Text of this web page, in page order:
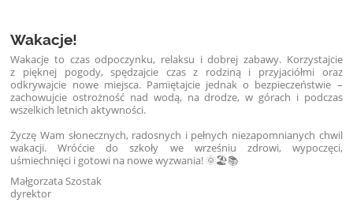
Wakacje!
Wakacje to czas odpoczynku, relaksu i dobrej zabawy. Korzystajcie
z pięknej pogody, spędzajcie czas z rodziną i przyjaciółmi oraz
odkrywajcie nowe miejsca. Pamiętajcie jednak o bezpieczeństwie –
zachowujcie ostrożność nad wodą, na drodze, w górach i podczas
wszelkich letnich aktywności.
Życzę Wam słonecznych, radosnych i pełnych niezapomnianych chwil
wakacji. Wróćcie do szkoły we wrześniu zdrowi, wypoczęci,
uśmiechnięci i gotowi na nowe wyzwania! 🌞🏖️📚
Małgorzata Szostak
dyrektor